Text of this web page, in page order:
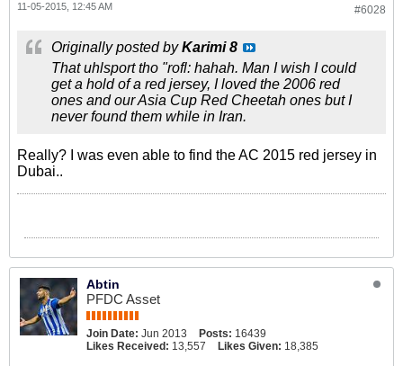
#6028
11-05-2015, 12:45 AM
Originally posted byKarimi 8
That uhlsport tho "rofl: hahah. Man I wish I could
get a hold of a red jersey, I loved the 2006 red
ones and our Asia Cup Red Cheetah ones but I
never found them while in Iran.
Really? I was even able to find the AC 2015 red jersey in
Dubai..
Abtin
PFDC Asset
Join Date: Jun 2013 Posts: 16439
Likes Received: 13,557 Likes Given: 18,385